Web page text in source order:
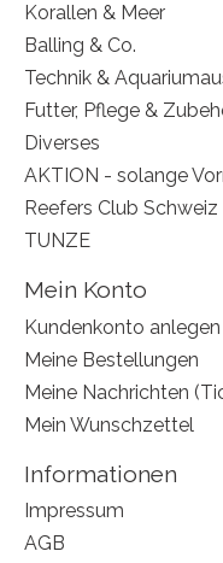
Korallen & Meer
Balling & Co.
Technik &
Futter, Pflege &
Diverses
AKTION - solange
Reefers Club Schweiz
TUNZE
Mein Konto
Kundenkonto anlegen
Meine Bestellungen
Meine Nachrichten
Mein Wunschzettel
Informationen
Impressum
AGB